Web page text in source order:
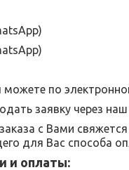
)
)
можете по
заявку через наш
с Вами
для Вас способа
и оплаты: